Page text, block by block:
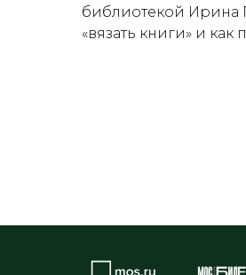
библиотекой Ирина
«вязать книги» и